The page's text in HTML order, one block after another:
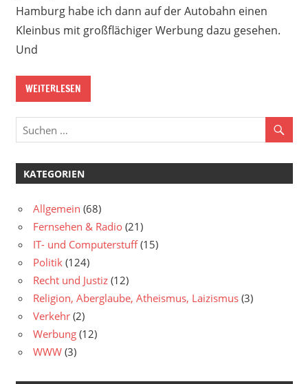
Hamburg habe ich dann auf der Autobahn einen
Kleinbus mit großflächiger Werbung dazu gesehen.
Und
WEITERLESEN
KATEGORIEN
Allgemein (68)
Fernsehen & Radio (21)
IT- und Computerstuff(15)
Politik (124)
Recht und Justiz (12)
Religion, Aberglaube, Atheismus, Laizismus (3)
Verkehr (2)
Werbung (12)
WWW (3)